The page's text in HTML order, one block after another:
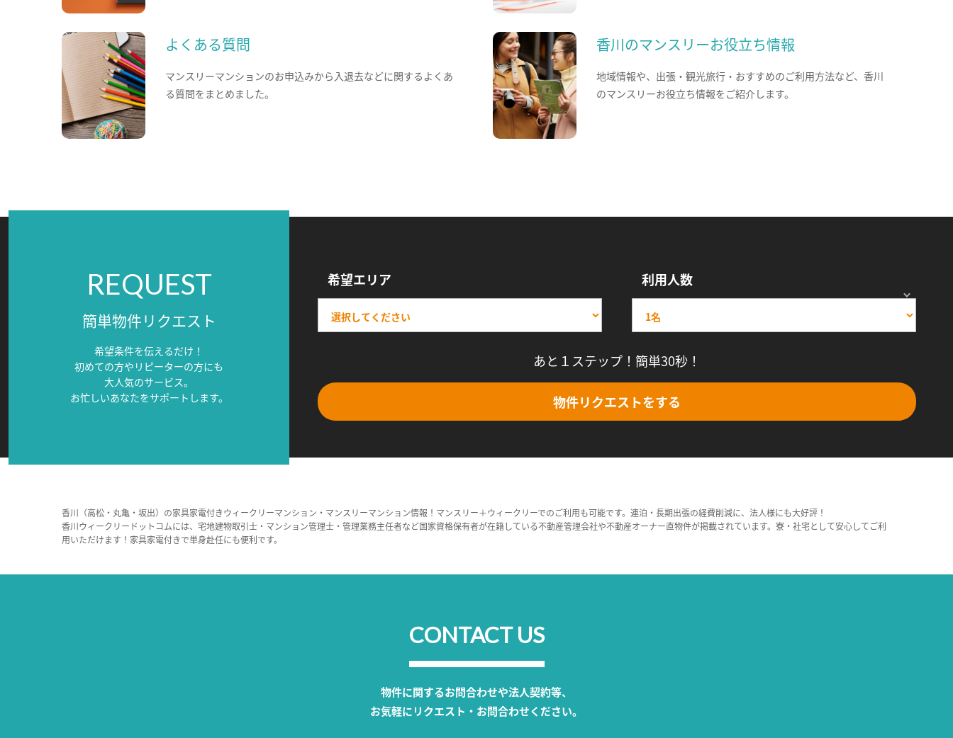
よくある質問
マンスリーマンションのお申込みから入退去などに関するよくあ
る質問をまとめました。
香川のマンスリーお役立ち情報
地域情報や、出張・観光旅行・おすすめのご利用方法など、香川
のマンスリーお役立ち情報をご紹介します。
REQUEST
簡単物件リクエスト
希望条件を伝えるだけ！
初めての方やリピーターの方にも
大人気のサービス。
お忙しいあなたをサポートします。
希望エリア 利用人数
あと１ステップ！簡単30秒！
物件リクエストをする
香川（高松・丸亀・坂出）の家具家電付きウィークリーマンション・マンスリーマンション情報！マンスリー＋ウィークリーでのご利用も可能です。連泊・長期出張の経費削減に、法人様にも大好評！
香川ウィークリードットコムには、宅地建物取引士・マンション管理士・管理業務主任者など国家資格保有者が在籍している不動産管理会社や不動産オーナー直物件が掲載されています。寮・社宅として安心してご利
用いただけます！家具家電付きで単身赴任にも便利です。
CONTACT US
物件に関するお問合わせや法人契約等、
お気軽にリクエスト・お問合わせください。